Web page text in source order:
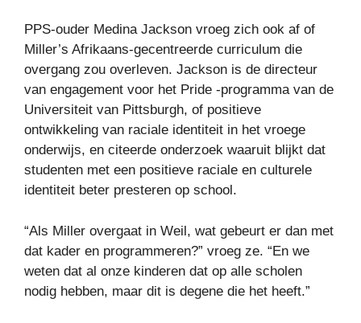
PPS-ouder Medina Jackson vroeg zich ook af of
Miller’s Afrikaans-gecentreerde curriculum die
overgang zou overleven. Jackson is de directeur
van engagement voor het Pride -programma van de
Universiteit van Pittsburgh, of positieve
ontwikkeling van raciale identiteit in het vroege
onderwijs, en citeerde onderzoek waaruit blijkt dat
studenten met een positieve raciale en culturele
identiteit beter presteren op school.
“Als Miller overgaat in Weil, wat gebeurt er dan met
dat kader en programmeren?” vroeg ze. “En we
weten dat al onze kinderen dat op alle scholen
nodig hebben, maar dit is degene die het heeft.”